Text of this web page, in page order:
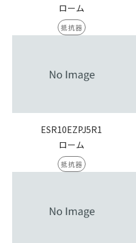
ローム
抵抗器
ESR10EZPJ5R1
ローム
抵抗器